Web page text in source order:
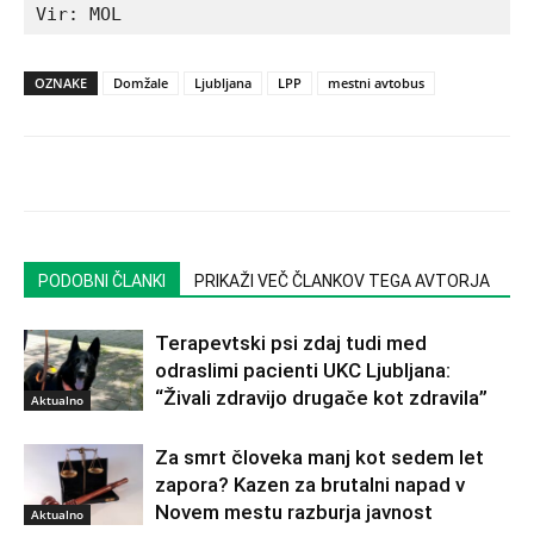
Vir: MOL
OZNAKE Domžale Ljubljana LPP mestni avtobus
PODOBNI ČLANKI PRIKAŽI VEČ ČLANKOV TEGA AVTORJA
Aktualno
Terapevtski psi zdaj tudi med
odraslimi pacienti UKC Ljubljana:
“Živali zdravijo drugače kot zdravila”
Aktualno
Za smrt človeka manj kot sedem let
zapora? Kazen za brutalni napad v
Novem mestu razburja javnost